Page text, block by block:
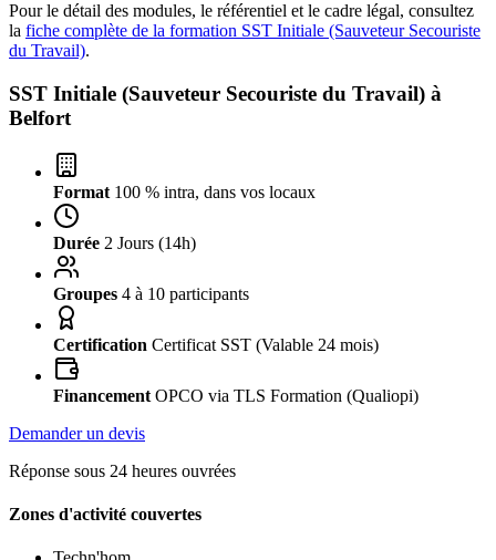
Pour le détail des modules, le référentiel et le cadre légal, consultez
la fiche complète de la formation SST Initiale (Sauveteur Secouriste
du Travail).
SST Initiale (Sauveteur Secouriste du Travail) à
Belfort
Format 100 % intra, dans vos locaux
Durée 2 Jours (14h)
Groupes 4 à 10 participants
Certification Certificat SST (Valable 24 mois)
Financement OPCO via TLS Formation (Qualiopi)
Demander un devis
Réponse sous 24 heures ouvrées
Zones d'activité couvertes